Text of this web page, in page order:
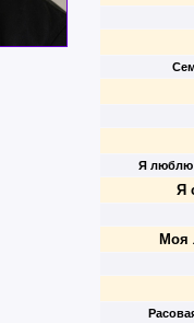
Я люблю
Я
Моя